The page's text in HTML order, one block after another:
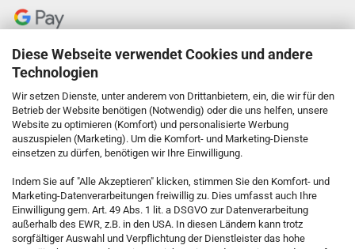
Diese Webseite verwendet Cookies und andere
Technologien
Wir setzen Dienste, unter anderem von Drittanbietern, ein, die wir für den
Betrieb der Website benötigen (Notwendig) oder die uns helfen, unsere
Website zu optimieren (Komfort) und personalisierte Werbung
auszuspielen (Marketing). Um die Komfort- und Marketing-Dienste
einsetzen zu dürfen, benötigen wir Ihre Einwilligung.
Indem Sie auf "Alle Akzeptieren" klicken, stimmen Sie den Komfort- und
Marketing-Datenverarbeitungen freiwillig zu. Dies umfasst auch Ihre
Einwilligung gem. Art. 49 Abs. 1 lit. a DSGVO zur Datenverarbeitung
außerhalb des EWR, z.B. in den USA. In diesen Ländern kann trotz
sorgfältiger Auswahl und Verpflichtung der Dienstleister das hohe
KONTAKT
Kostenfreie Service-Hotline
0800 5892815